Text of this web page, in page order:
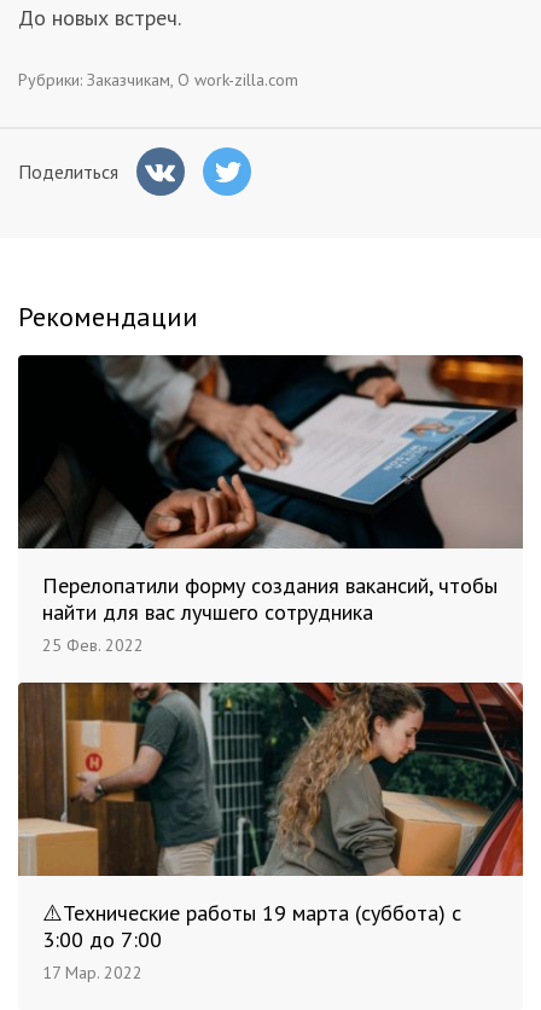
До новых встреч.
Рубрики: Заказчикам, О work-zilla.com
Поделиться
Рекомендации
Перелопатили форму создания вакансий, чтобы
найти для вас лучшего сотрудника
25 Фев. 2022
⚠️Технические работы 19 марта (суббота) с
3:00 до 7:00
17 Мар. 2022